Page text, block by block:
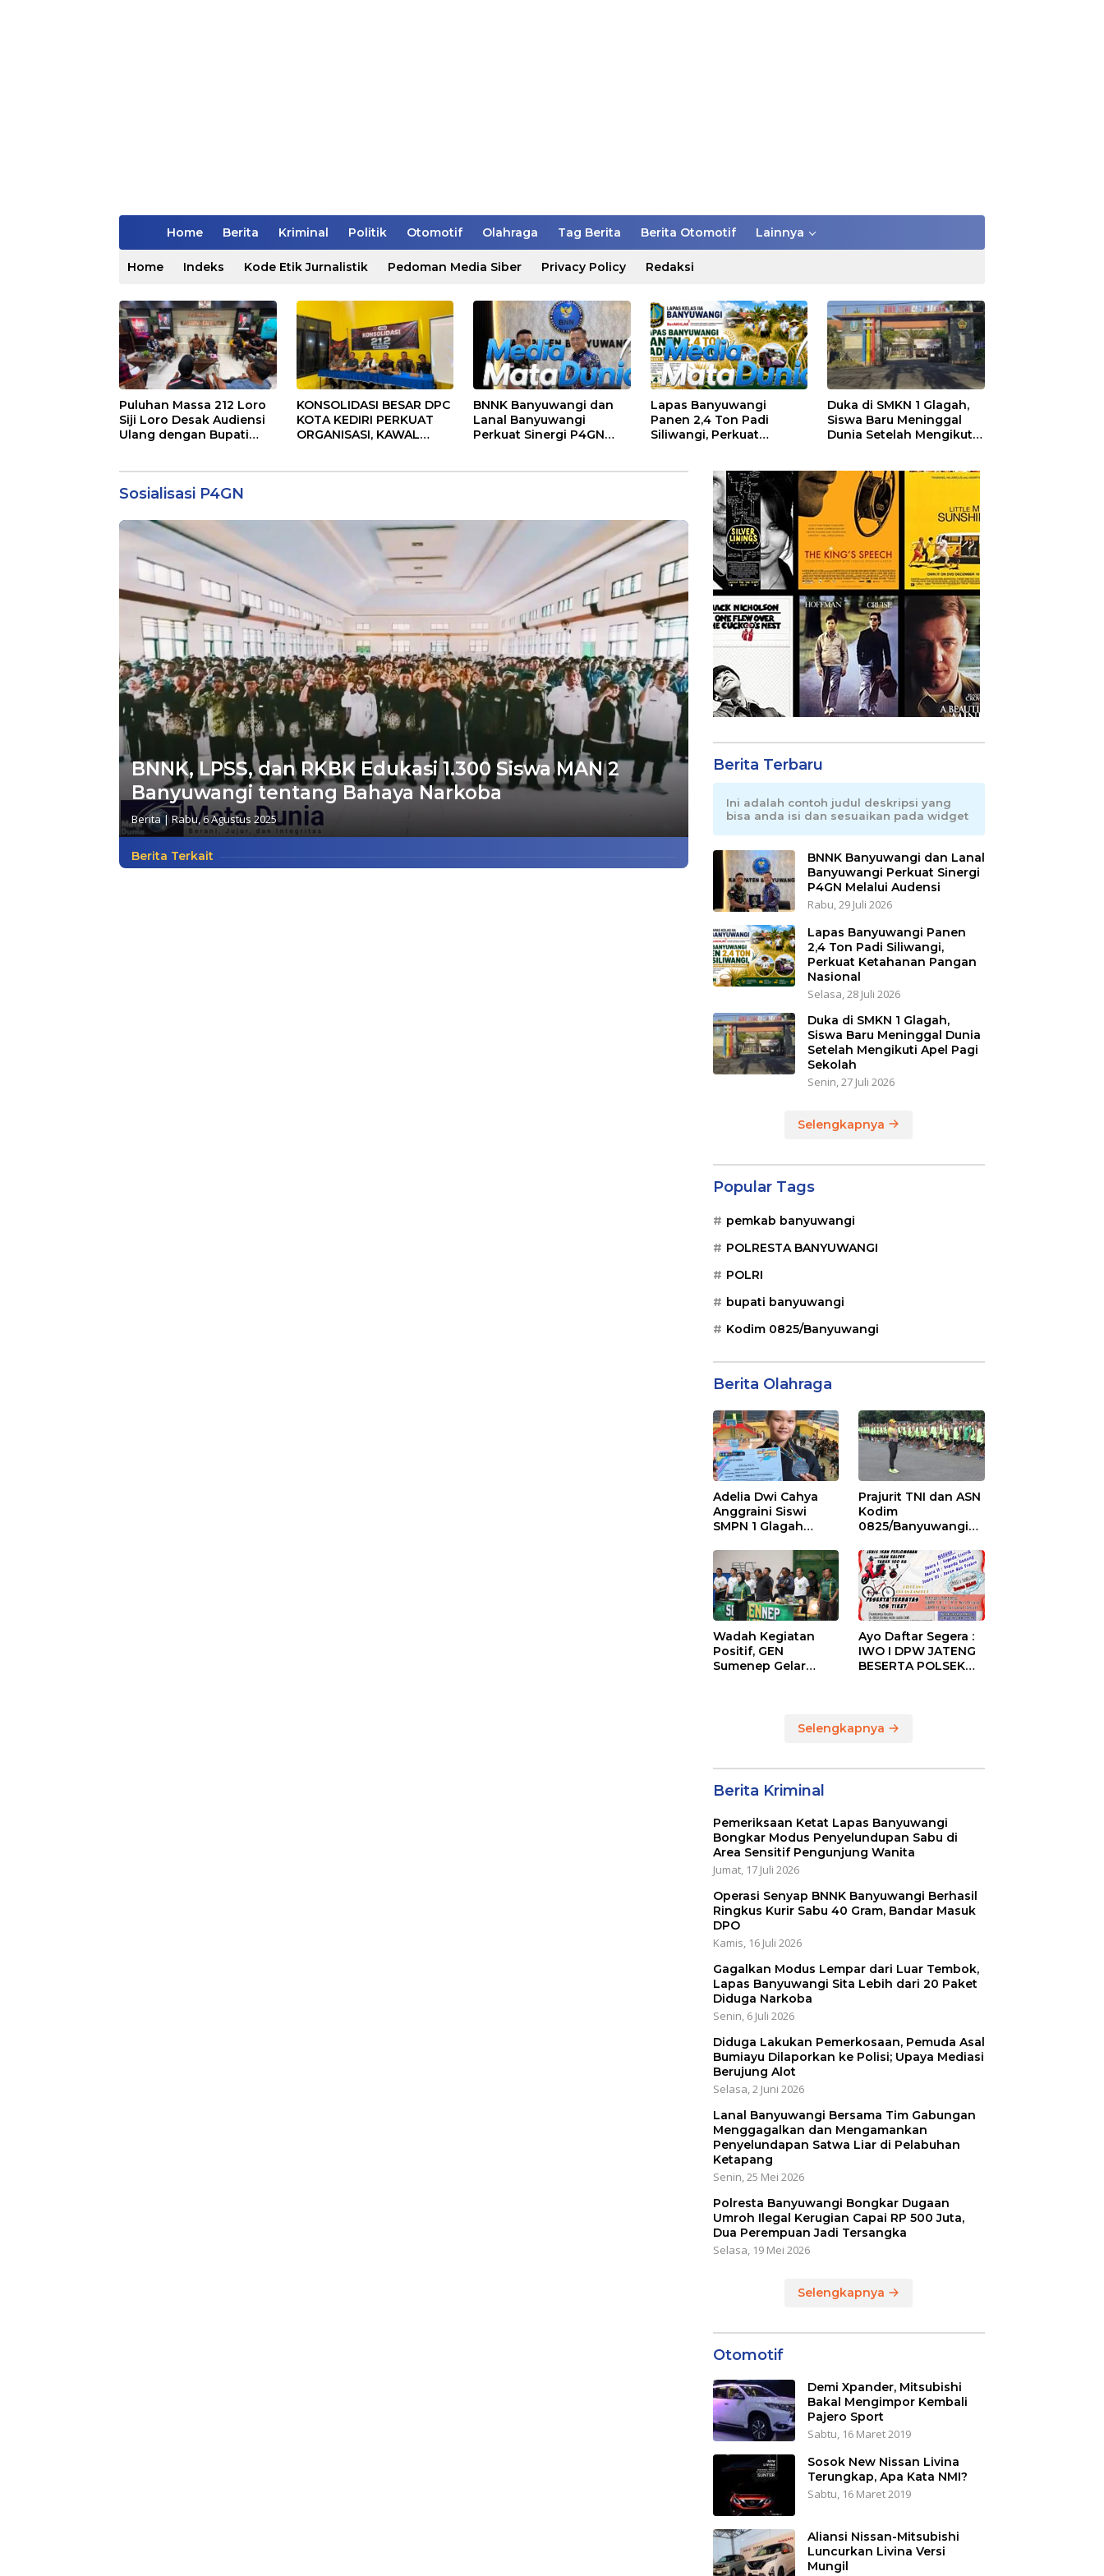
Home Berita Kriminal Politik Otomotif Olahraga Tag Berita Berita Otomotif Lainnya
Home Indeks Kode Etik Jurnalistik Pedoman Media Siber Privacy Policy Redaksi
Puluhan Massa 212 Loro
Siji Loro Desak Audiensi
Ulang dengan Bupati
KONSOLIDASI BESAR DPC
KOTA KEDIRI PERKUAT
ORGANISASI, KAWAL
BNNK Banyuwangi dan
Lanal Banyuwangi
Perkuat Sinergi P4GN
Lapas Banyuwangi
Panen 2,4 Ton Padi
Siliwangi, Perkuat
Duka di SMKN 1 Glagah,
Siswa Baru Meninggal
Dunia Setelah Mengikuti
Sosialisasi P4GN
BNNK, LPSS, dan RKBK Edukasi 1.300 Siswa MAN 2
Banyuwangi tentang Bahaya Narkoba
Berita|Rabu, 6 Agustus 2025
Berita Terkait
Berita Terbaru
Ini adalah contoh judul deskripsi yang
bisa anda isi dan sesuaikan pada widget
BNNK Banyuwangi dan Lanal
Banyuwangi Perkuat Sinergi
P4GN Melalui Audensi
Rabu, 29 Juli 2026
Lapas Banyuwangi Panen
2,4 Ton Padi Siliwangi,
Perkuat Ketahanan Pangan
Nasional
Selasa, 28 Juli 2026
Duka di SMKN 1 Glagah,
Siswa Baru Meninggal Dunia
Setelah Mengikuti Apel Pagi
Sekolah
Senin, 27 Juli 2026
Selengkapnya
Popular Tags
pemkab banyuwangi
POLRESTA BANYUWANGI
POLRI
bupati banyuwangi
Kodim 0825/Banyuwangi
Berita Olahraga
Adelia Dwi Cahya
Anggraini Siswi
SMPN 1 Glagah
Sunrise of Java Silat
Championship 1
Prajurit TNI dan ASN
Kodim
0825/Banyuwangi
Periodik I Tahun
2026
Wadah Kegiatan
Positif, GEN
Sumenep Gelar
Ayo Daftar Segera :
IWO I DPW JATENG
BESERTA POLSEK
MEMPERINGATI HUT
RI KE 80
Selengkapnya
Berita Kriminal
Pemeriksaan Ketat Lapas Banyuwangi
Bongkar Modus Penyelundupan Sabu di
Area Sensitif Pengunjung Wanita
Jumat, 17 Juli 2026
Operasi Senyap BNNK Banyuwangi Berhasil
Ringkus Kurir Sabu 40 Gram, Bandar Masuk
DPO
Kamis, 16 Juli 2026
Gagalkan Modus Lempar dari Luar Tembok,
Lapas Banyuwangi Sita Lebih dari 20 Paket
Diduga Narkoba
Senin, 6 Juli 2026
Diduga Lakukan Pemerkosaan, Pemuda Asal
Bumiayu Dilaporkan ke Polisi; Upaya Mediasi
Berujung Alot
Selasa, 2 Juni 2026
Lanal Banyuwangi Bersama Tim Gabungan
Menggagalkan dan Mengamankan
Penyelundapan Satwa Liar di Pelabuhan
Ketapang
Senin, 25 Mei 2026
Polresta Banyuwangi Bongkar Dugaan
Umroh Ilegal Kerugian Capai RP 500 Juta,
Dua Perempuan Jadi Tersangka
Selasa, 19 Mei 2026
Selengkapnya
Otomotif
Demi Xpander, Mitsubishi
Bakal Mengimpor Kembali
Pajero Sport
Sabtu, 16 Maret 2019
Sosok New Nissan Livina
Terungkap, Apa Kata NMI?
Sabtu, 16 Maret 2019
Aliansi Nissan-Mitsubishi
Luncurkan Livina Versi
Mungil